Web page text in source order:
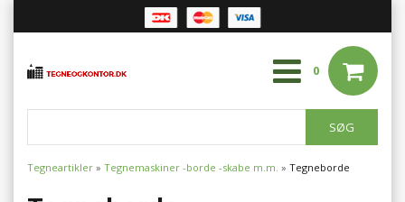
0
Tegneartikler » Tegnemaskiner -borde -skabe m.m. » Tegneborde